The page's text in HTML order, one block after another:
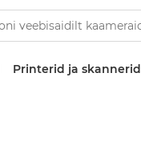
Printerid ja skannerid